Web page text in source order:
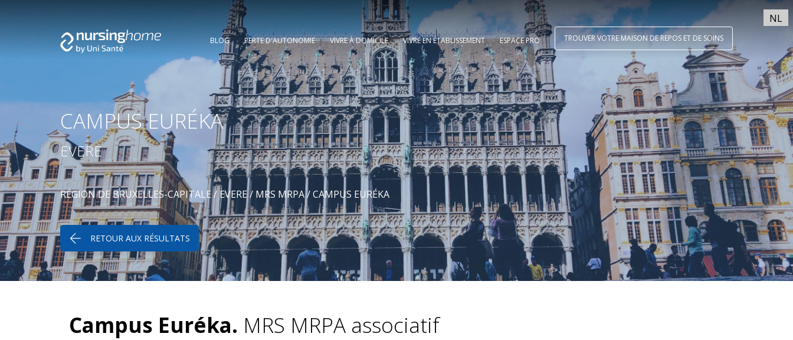
NL
BLOG PERTE D'AUTONOMIE VIVRE À DOMICILE VIVRE EN ÉTABLISSEMENT ESPACE PRO TROUVER VOTRE MAISON DE REPOS ET DE SOINS
CAMPUS EURÉKA
EVERE
RÉGION DE BRUXELLES-CAPITALE/EVERE/ MRS MRPA/ CAMPUS EURÉKA
RETOUR AUX RÉSULTATS
Campus Euréka. MRS MRPA associatif